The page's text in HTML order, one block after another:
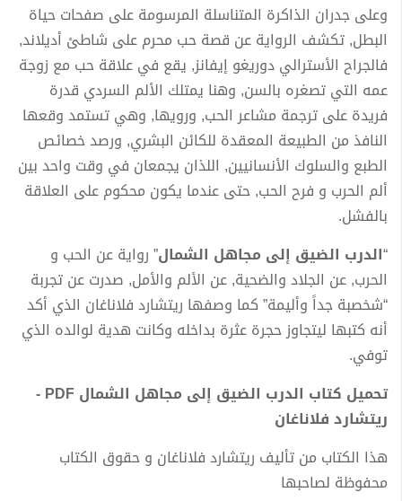
وعلى جدران الذاكرة المتناسلة المرسومة على صفحات حياة
البطل, تكشف الرواية عن قصة حب محرم على شاطئ أديلاند,
فالجراح الأسترالي دوريغو إيفانز, يقع في علاقة حب مع زوجة
عمه التي تصغره بالسن, وهنا يمتلك الألم السردي قدرة
فريدة على ترجمة مشاعر الحب, ورويها, وهي تستمد وقعها
النافذ من الطبيعة المعقدة للكائن البشري, ورصد خصائص
الطبع والسلوك الأنسانيين, اللذان يجمعان في وقت واحد بين
ألم الحرب و فرح الحب, حتى عندما يكون محكوم على العلاقة
بالفشل.
“الدرب الضيق إلى مجاهل الشمال” رواية عن الحب و
الحرب, عن الجلاد والضحية, عن الألم والأمل, صدرت عن تجربة
“شخصبة جداً وأليمة” كما وصفها ريتشارد فلاناغان الذي أكد
أنه كتبها ليتجاوز حجرة عثرة بداخله وكانت هدية لوالده الذي
توفي.
تحميل كتاب الدرب الضيق إلى مجاهل الشمال PDF -
ريتشارد فلاناغان
هذا الكتاب من تأليف ريتشارد فلاناغان و حقوق الكتاب
محفوظة لصاحبها